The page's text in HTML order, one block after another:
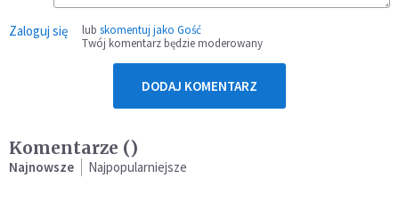
Zaloguj się lub skomentuj jako Gość
Twój komentarz będzie moderowany
DODAJ KOMENTARZ
Komentarze ()
Najnowsze Najpopularniejsze